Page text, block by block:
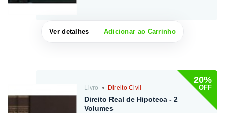
Ver detalhes Adicionar ao Carrinho
20%
OFF
Livro Direito Civil
Direito Real de Hipoteca - 2
Volumes